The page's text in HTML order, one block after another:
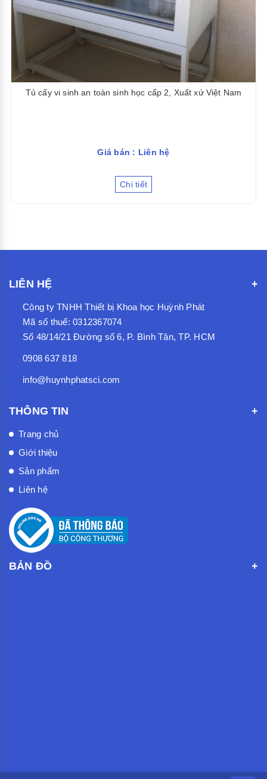
Tủ cấy vi sinh an toàn sinh học cấp 2, Xuất xứ Việt Nam
Giá bán : Liên hệ
Chi tiết
LIÊN HỆ
Công ty TNHH Thiết bị Khoa học Huỳnh Phát
Mã số thuế: 0312367074
Số 48/14/21 Đường số 6, P. Bình Tân, TP. HCM
0908 637 818
info@huynhphatsci.com
THÔNG TIN
Trang chủ
Giới thiệu
Sản phẩm
Liên hệ
BẢN ĐỒ